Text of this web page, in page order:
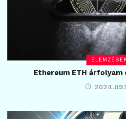
Ethereum ETH árfolyam